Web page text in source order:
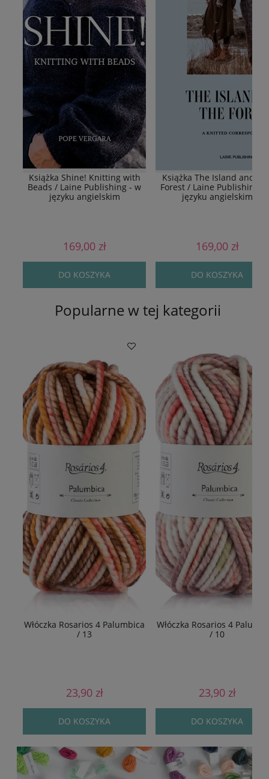
Książka Shine! Knitting with
Beads / Laine Publishing - w
języku angielskim
169,00 zł
DO KOSZYKA
Książka The Island and
Forest / Laine Publishing -
języku angielskim
169,00 zł
DO KOSZYKA
Popularne w tej kategorii
Włóczka Rosarios 4 Palumbica
/ 13
23,90 zł
DO KOSZYKA
Włóczka Rosarios 4
/ 10
23,90 zł
DO KOSZYKA